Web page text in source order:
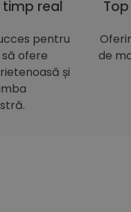
real
pentru
ofere
și
de